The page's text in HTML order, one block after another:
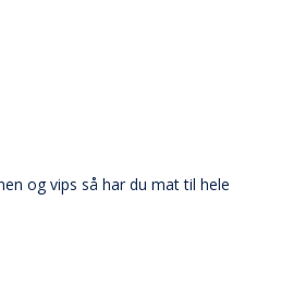
og vips så har du mat til hele